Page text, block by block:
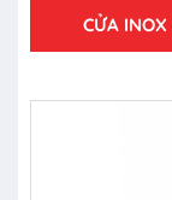
CỬA INOX